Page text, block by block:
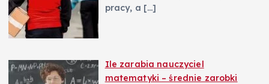
pracy, a […]
Ile zarabia nauczyciel
matematyki – średnie zarobki